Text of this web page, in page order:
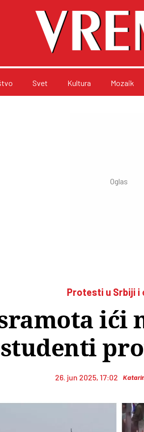
Svet Kultura Mozaik
Protesti u Srbiji i
ići
studenti
26. jun 2025, 17:02